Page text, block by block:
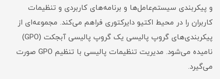
و پیکربندی سیستم‌عامل‌ها و برنامه‌های کاربردی و تنظیمات
کاربران را در محیط اکتیو دایرکتوری فراهم می‌کند. مجموعه‌ای از
پیکربندی‌های گروپ پالیسی یک گروپ پالیسی آبجکت (GPO)
نامیده می‌شود. مدیریت تنظیمات پالیسی با تنظیم GPO صورت
می‌گیرد.